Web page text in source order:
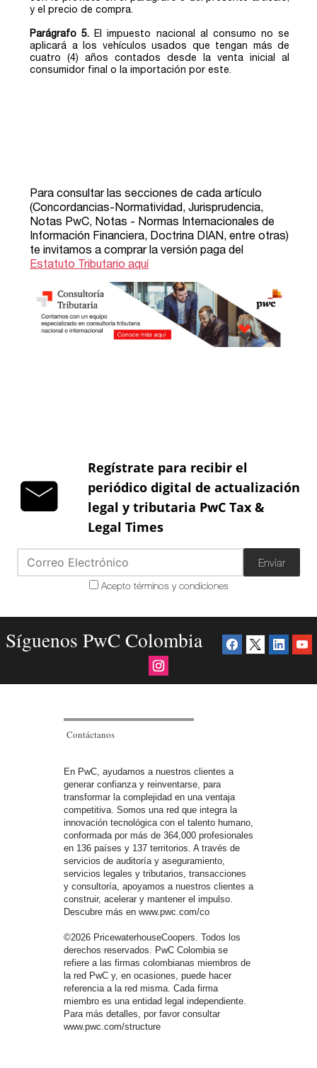
Regístrate para recibir el
periódico digital de actualización
legal y tributaria PwC Tax &
Legal Times
Enviar
Acepto términos y condiciones
Síguenos PwC Colombia
Contáctanos
En PwC, ayudamos a nuestros clientes a
generar confianza y reinventarse, para
transformar la complejidad en una ventaja
competitiva. Somos una red que integra la
innovación tecnológica con el talento humano,
conformada por más de 364,000 profesionales
en 136 países y 137 territorios. A través de
servicios de auditoría y aseguramiento,
servicios legales y tributarios, transacciones
y consultoría, apoyamos a nuestros clientes a
construir, acelerar y mantener el impulso.
Descubre más en www.pwc.com/co
©2026 PricewaterhouseCoopers. Todos los
derechos reservados. PwC Colombia se
refiere a las firmas colombianas miembros de
la red PwC y, en ocasiones, puede hacer
referencia a la red misma. Cada firma
miembro es una entidad legal independiente.
Para más detalles, por favor consultar
www.pwc.com/structure